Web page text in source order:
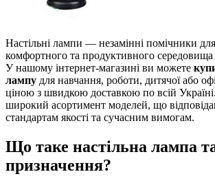
Настільні лампи — незамінні помічники
комфортного та продуктивного середовища
У нашому інтернет-магазині ви можете
лампу для навчання, роботи, дитячої або
ціною з швидкою доставкою по всій
широкий асортимент моделей, що
стандартам якості та сучасним вимогам.
Що таке настільна лампа та
призначення?